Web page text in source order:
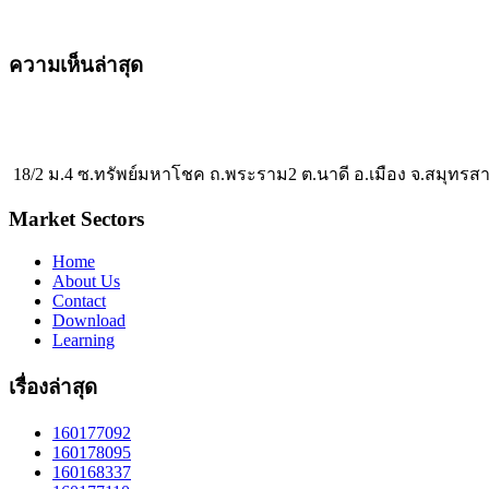
ความเห็นล่าสุด
18/2 ม.4 ซ.ทรัพย์มหาโชค ถ.พระราม2 ต.นาดี อ.เมือง จ.สมุทรส
Market Sectors
Home
About Us
Contact
Download
Learning
เรื่องล่าสุด
160177092
160178095
160168337